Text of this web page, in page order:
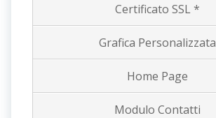
Certificato SSL *
Grafica Personalizzata
Home Page
Modulo Contatti